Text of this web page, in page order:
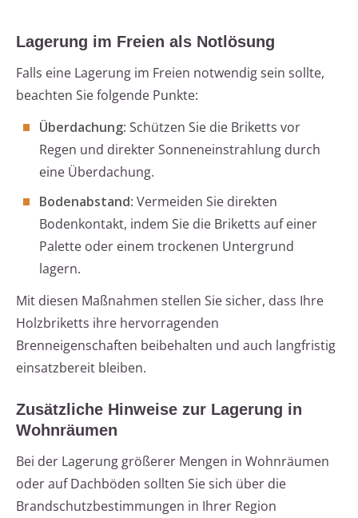
Lagerung im Freien als Notlösung
Falls eine Lagerung im Freien notwendig sein sollte,
beachten Sie folgende Punkte:
Überdachung: Schützen Sie die Briketts vor
Regen und direkter Sonneneinstrahlung durch
eine Überdachung.
Bodenabstand: Vermeiden Sie direkten
Bodenkontakt, indem Sie die Briketts auf einer
Palette oder einem trockenen Untergrund
lagern.
Mit diesen Maßnahmen stellen Sie sicher, dass Ihre
Holzbriketts ihre hervorragenden
Brenneigenschaften beibehalten und auch langfristig
einsatzbereit bleiben.
Zusätzliche Hinweise zur Lagerung in
Wohnräumen
Bei der Lagerung größerer Mengen in Wohnräumen
oder auf Dachböden sollten Sie sich über die
Brandschutzbestimmungen in Ihrer Region